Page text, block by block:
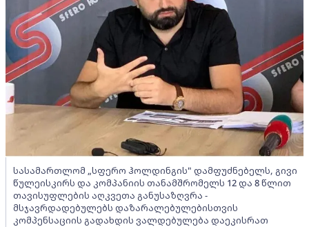
სასამართლომ „სფერო ჰოლდინგის" დამფუძნებელს, გივი
წულეისკირს და კომპანიის თანამშრომელს 12 და 8 წლით
თავისუფლების აღკვეთა განუსაზღვრა -
მსჯავრდადებულებს დაზარალებულებისთვის
კომპენსაციის გადახდის ვალდებულება დაეკისრათ